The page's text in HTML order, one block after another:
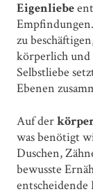
Eigenliebe
zu
körperlich und
Selbstliebe
Ebenen
Auf der
was benötigt
Duschen,
bewusste
entscheidende